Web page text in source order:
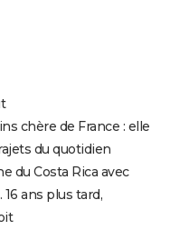
chère de France : elle
du quotidien
du Costa Rica avec
ans plus tard,